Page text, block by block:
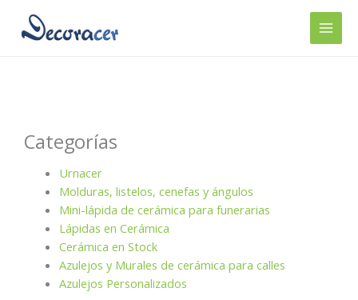
contenido
Categorías
Urnacer
Molduras, listelos, cenefas y ángulos
Mini-lápida de cerámica para funerarias
Lápidas en Cerámica
Cerámica en Stock
Azulejos y Murales de cerámica para calles
Azulejos Personalizados